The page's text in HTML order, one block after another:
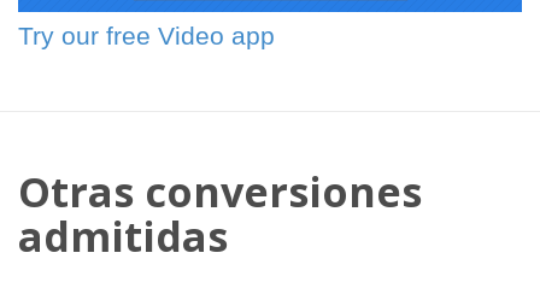
Try our free Video app
Otras conversiones
admitidas